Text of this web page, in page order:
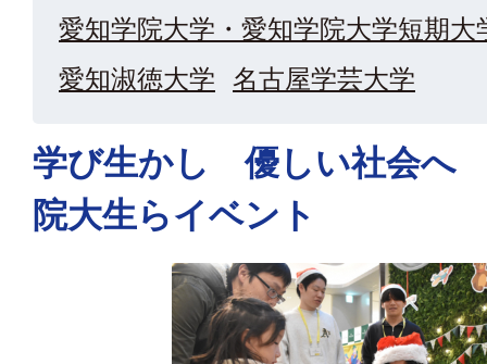
愛知学院大学・愛知学院大学短期大
愛知淑徳大学
名古屋学芸大学
学び生かし 優しい社会へ
院大生らイベント